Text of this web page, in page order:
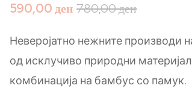
780,00ден
590,00ден
Неверојатно нежните производи
од исклучиво природни
комбинација на бамбус со памук.